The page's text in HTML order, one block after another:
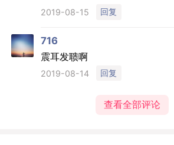
战略、品牌，如果不能和长短期
2019-08-15 回复
716
震耳发聩啊
2019-08-14 回复
查看全部评论